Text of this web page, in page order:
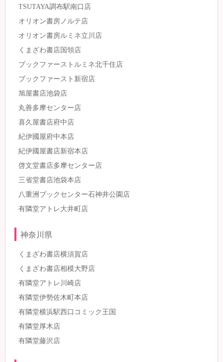
TSUTAYA調布駅南口店
オリオン書房ノルテ店
オリオン書房ルミネ立川店
くまざわ書店国領店
ブックファーストルミネ北千住店
ブックファースト新宿店
旭屋書店池袋店
丸善多摩センター店
喜久屋書店府中店
紀伊國屋府中本店
紀伊國屋書店新宿本店
啓文堂書店多摩センター店
三省堂書店池袋本店
八重洲ブックセンター石神井公園店
有隣堂アトレ大井町店
神奈川県
くまざわ書店横須賀店
くまざわ書店相模大野店
有隣堂アトレ川崎店
有隣堂伊勢佐木町本店
有隣堂横浜駅西口コミック王国
有隣堂厚木店
有隣堂藤沢店